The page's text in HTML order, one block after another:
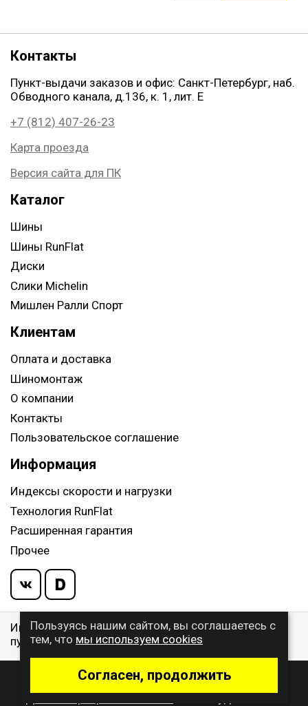
Контакты
Пункт-выдачи заказов и офис: Санкт-Петербург, наб.
Обводного канала, д.136, к. 1, лит. Е
+7 (812) 407-26-23
Карта проезда
Версия сайта для ПК
Каталог
Шины
Шины RunFlat
Диски
Слики Michelin
Мишлен Ралли Спорт
Клиентам
Оплата и доставка
Шиномонтаж
О компании
Контакты
Пользовательское соглашение
Информация
Индексы скорости и нагрузки
Технология RunFlat
Расширенная гарантия
Прочее
Информация указанная на сайте, не является
публичной офертой, определяемой ст. 437 ГК РФ
© 2009 - 2026 Buywheel.ru
Пользуясь нашим сайтом, вы соглашаетесь с
тем, что мы используем cookies
Согласен, продолжить